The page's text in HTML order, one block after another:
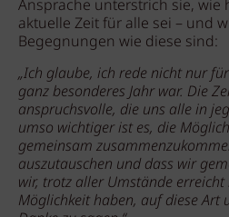
Ansprache unterstrich sie, wie
aktuelle Zeit für alle sei – und
Begegnungen wie diese sind:
„Ich glaube, ich rede nicht nur
ganz besonderes Jahr war. Die
anspruchsvolle, die uns alle in
umso wichtiger ist es, die
gemeinsam
auszutauschen und dass wir
wir, trotz aller Umstände
Möglichkeit haben, auf diese Art